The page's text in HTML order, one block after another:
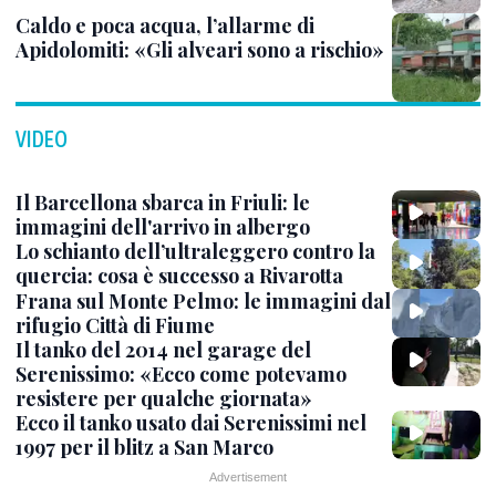
Caldo e poca acqua, l’allarme di
Apidolomiti: «Gli alveari sono a rischio»
VIDEO
Il Barcellona sbarca in Friuli: le
immagini dell'arrivo in albergo
Lo schianto dell’ultraleggero contro la
quercia: cosa è successo a Rivarotta
Frana sul Monte Pelmo: le immagini dal
rifugio Città di Fiume
Il tanko del 2014 nel garage del
Serenissimo: «Ecco come potevamo
resistere per qualche giornata»
Ecco il tanko usato dai Serenissimi nel
1997 per il blitz a San Marco